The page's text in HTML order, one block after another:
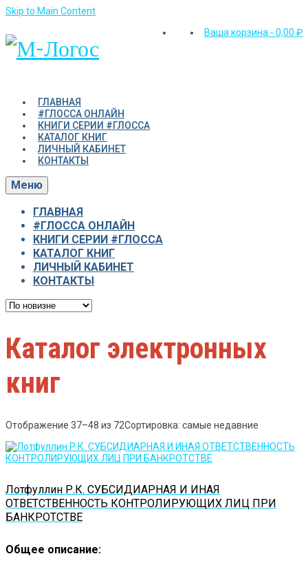
Skip to Main Content
Ваша корзина - 0,00 ₽
ГЛАВНАЯ
#ГЛОССА ОНЛАЙН
КНИГИ СЕРИИ #ГЛОССА
КАТАЛОГ КНИГ
ЛИЧНЫЙ КАБИНЕТ
КОНТАКТЫ
Меню
ГЛАВНАЯ
#ГЛОССА ОНЛАЙН
КНИГИ СЕРИИ #ГЛОССА
КАТАЛОГ КНИГ
ЛИЧНЫЙ КАБИНЕТ
КОНТАКТЫ
Каталог электронных
книг
Отображение 37–48 из 72Сортировка: самые недавние
Лотфуллин Р.К. СУБСИДИАРНАЯ И ИНАЯ
ОТВЕТСТВЕННОСТЬ КОНТРОЛИРУЮЩИХ ЛИЦ ПРИ
БАНКРОТСТВЕ
Общее описание: